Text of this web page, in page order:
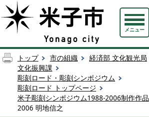
メニュー
トップ 市の組織
経済部 文化観光局
文化振興課
彫刻ロード・彫刻シンポジウム
彫刻ロード トップページ
米子彫刻シンポジウム1988-2006制作作品
2006 明地信之